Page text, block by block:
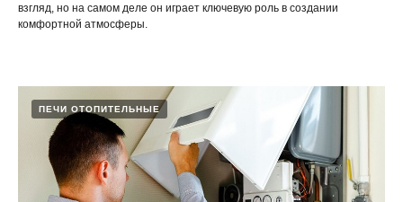
взгляд, но на самом деле он играет ключевую роль в создании
комфортной атмосферы.
ПЕЧИ ОТОПИТЕЛЬНЫЕ